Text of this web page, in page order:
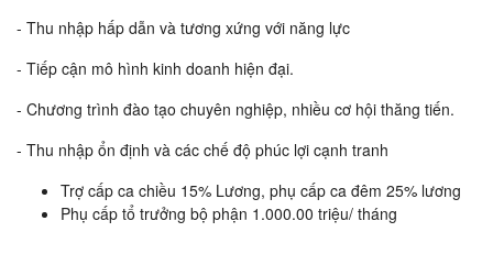
- Thu nhập hấp dẫn và tương xứng với năng lực
- Tiếp cận mô hình kinh doanh hiện đại.
- Chương trình đào tạo chuyên nghiệp, nhiều cơ hội thăng tiến.
- Thu nhập ổn định và các chế độ phúc lợi cạnh tranh
Trợ cấp ca chiều 15% Lương, phụ cấp ca đêm 25% lương
Phụ cấp tổ trưởng bộ phận 1.000.00 triệu/ tháng